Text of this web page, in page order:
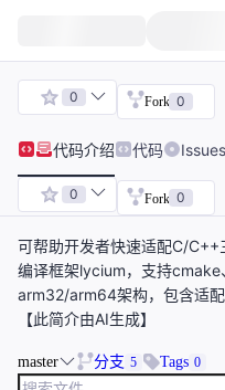
0 Fork 0
代码介绍 代码 Issues
0 Fork 0
可帮助开发者快速适配C/
编译框架lycium，支持
arm32/arm64架构，包含适配
【此简介由AI生成】
master 分支 5 Tags 0